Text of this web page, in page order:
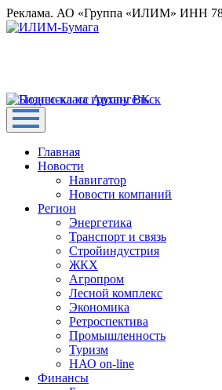
Реклама. АО «Группа «ИЛИМ» ИНН
Главная
Новости
Навигатор
Новости компаний
Регион
Энергетика
Транспорт и связь
Стройиндустрия
ЖКХ
Агропром
Лесной комплекс
Экономика
Ретроспектива
Промышленность
Туризм
НАО on-line
Финансы